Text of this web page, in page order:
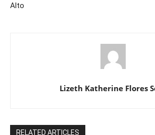
Alto
Lizeth Katherine Flores
RELATED ARTICLES